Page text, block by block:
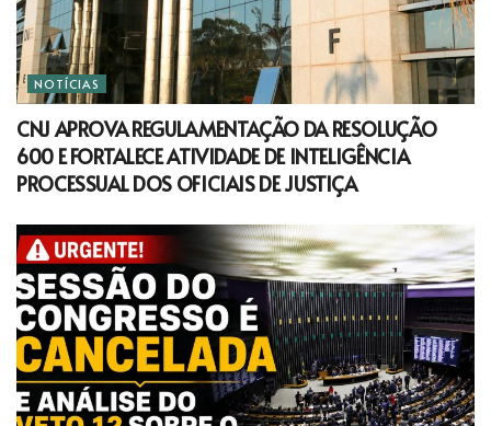
NOTÍCIAS
CNJ APROVA REGULAMENTAÇÃO DA RESOLUÇÃO
600 E FORTALECE ATIVIDADE DE INTELIGÊNCIA
PROCESSUAL DOS OFICIAIS DE JUSTIÇA